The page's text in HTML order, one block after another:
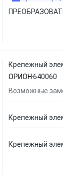
Крепежный
ОРИОН 640060
Возможные
Крепежный
Крепежный